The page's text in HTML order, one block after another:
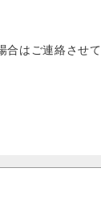
はご連絡させ